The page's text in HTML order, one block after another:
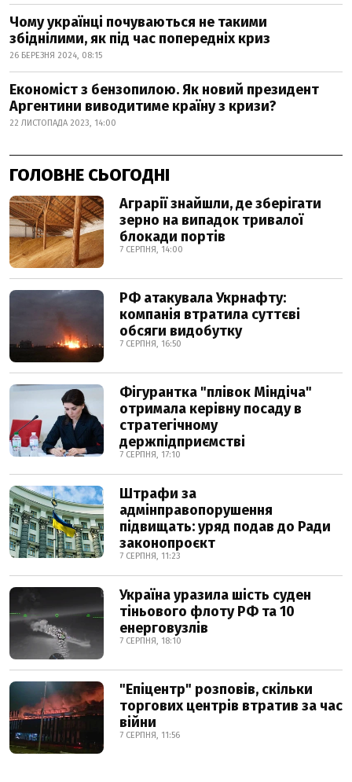
Чому українці почуваються не такими
збіднілими, як під час попередніх криз
26 БЕРЕЗНЯ 2024, 08:15
Економіст з бензопилою. Як новий президент
Аргентини виводитиме країну з кризи?
22 ЛИСТОПАДА 2023, 14:00
ГОЛОВНЕ СЬОГОДНІ
Аграрії знайшли, де зберігати
зерно на випадок тривалої
блокади портів
7 СЕРПНЯ, 14:00
РФ атакувала Укрнафту:
компанія втратила суттєві
обсяги видобутку
7 СЕРПНЯ, 16:50
Фігурантка "плівок Міндіча"
отримала керівну посаду в
стратегічному
держпідприємстві
7 СЕРПНЯ, 17:10
Штрафи за
адмінправопорушення
підвищать: уряд подав до Ради
законопроєкт
7 СЕРПНЯ, 11:23
Україна уразила шість суден
тіньового флоту РФ та 10
енерговузлів
7 СЕРПНЯ, 18:10
"Епіцентр" розповів, скільки
торгових центрів втратив за час
війни
7 СЕРПНЯ, 11:56